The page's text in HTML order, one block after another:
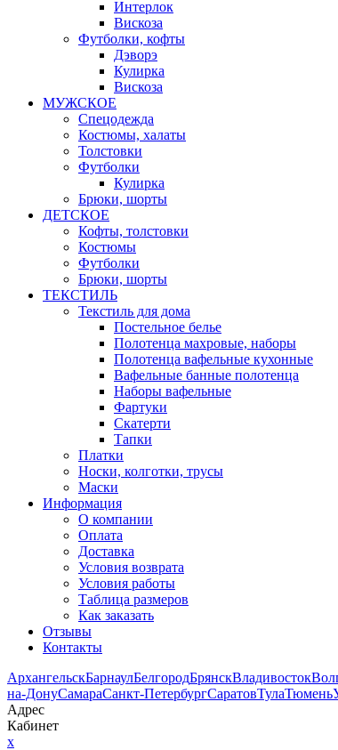
Интерлок
Вискоза
Футболки, кофты
Дэворэ
Кулирка
Вискоза
МУЖСКОЕ
Спецодежда
Костюмы, халаты
Толстовки
Футболки
Кулирка
Брюки, шорты
ДЕТСКОЕ
Кофты, толстовки
Костюмы
Футболки
Брюки, шорты
ТЕКСТИЛЬ
Текстиль для дома
Постельное белье
Полотенца махровые, наборы
Полотенца вафельные кухонные
Вафельные банные полотенца
Наборы вафельные
Фартуки
Скатерти
Тапки
Платки
Носки, колготки, трусы
Маски
Информация
О компании
Оплата
Доставка
Условия возврата
Условия работы
Таблица размеров
Как заказать
Отзывы
Контакты
АрхангельскБарнаулБелгородБрянскВладивосток
на-ДонуСамараСанкт-ПетербургСаратовТулаТюмень
Адрес
Кабинет
x